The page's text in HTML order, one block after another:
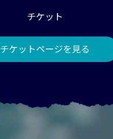
チケット
チケットページを見る